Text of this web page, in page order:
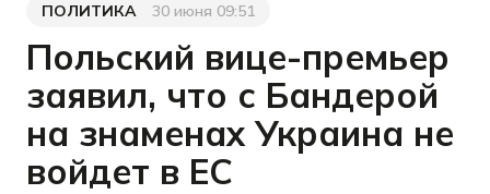
Категория
ПОЛИТИКА
Дата публикации
30 июня 09:51
Польский вице-премьер
заявил, что с Бандерой
на знаменах Украина не
войдет в ЕС